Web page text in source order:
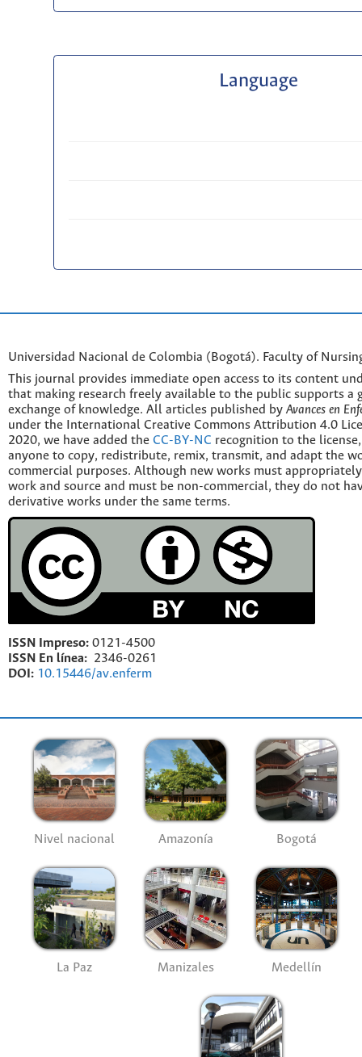
Language
Universidad Nacional de Colombia (Bogotá). Faculty of
This journal provides immediate open access to its content
that making research freely available to the public supports a
exchange of knowledge. All articles published by Avances en
under the International Creative Commons Attribution 4.0
2020, we have added the CC-BY-NC recognition to the
anyone to copy, redistribute, remix, transmit, and adapt the
commercial purposes. Although new works must
work and source and must be non-commercial, they do not
derivative works under the same terms.
ISSN Impreso: 0121-4500
ISSN En línea: 2346-0261
DOI: 10.15446/av.enferm
Nivel nacional Amazonía Bogotá
La Paz Manizales Medellín